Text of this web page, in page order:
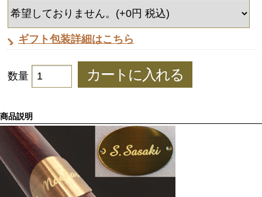
ギフト包装詳細はこちら
数量
商品説明